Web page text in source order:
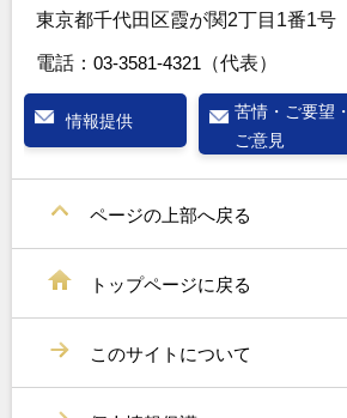
東京都千代田区霞が関2丁目1番1号
電話： 03-3581-4321 （代表）
情報提供
苦情・ご要望・
ご意見
ページの上部へ戻る
トップページに戻る
このサイトについて